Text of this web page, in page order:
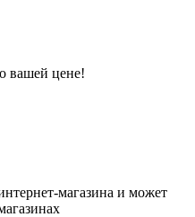
вашей цене!
магазина и может